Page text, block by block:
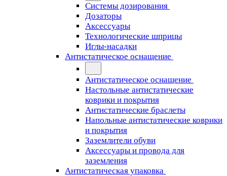
Системы дозирования
Дозаторы
Аксессуары
Технологические шприцы
Иглы-насадки
Антистатическое оснащение
Антистатическое оснащение
Настольные антистатические
коврики и покрытия
Антистатические браслеты
Напольные антистатические коврики
и покрытия
Заземлители обуви
Аксессуары и провода для
заземления
Антистатическая упаковка